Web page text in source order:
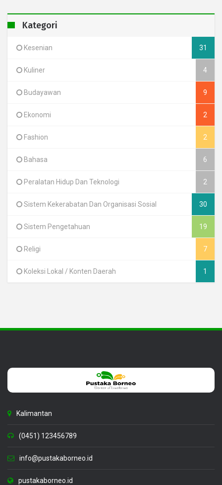
Kategori
Kesenian 31
Kuliner 4
Budayawan 9
Ekonomi 2
Fashion 2
Bahasa 6
Peralatan Hidup Dan Teknologi 2
Sistem Kekerabatan Dan Organisasi Sosial 30
Sistem Pengetahuan 19
Religi 7
Koleksi Lokal / Konten Daerah 1
Kalimantan
(0451) 123456789
info@pustakaborneo.id
pustakaborneo.id